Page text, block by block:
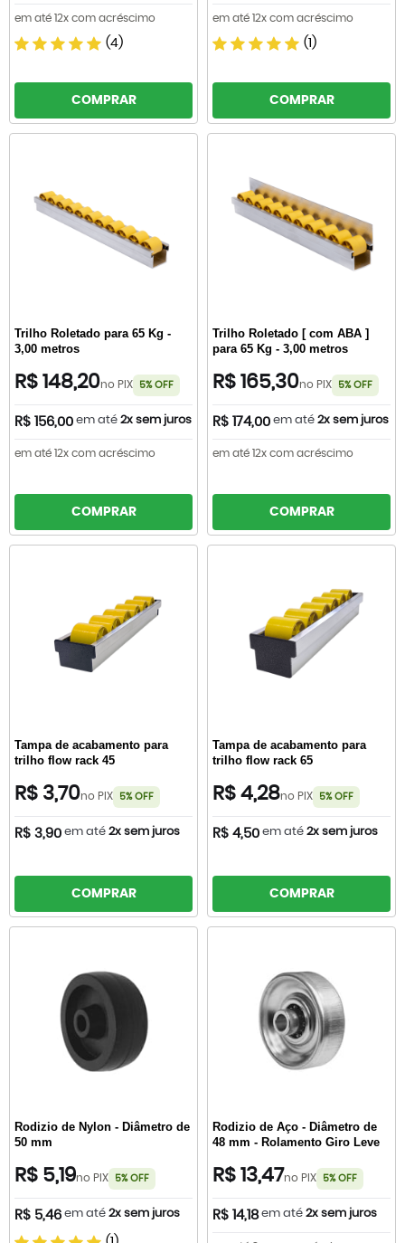
em até 12x com acréscimo
(4)
COMPRAR
em até 12x com acréscimo
(1)
COMPRAR
Trilho Roletado para 65 Kg -
3,00 metros
R$ 148,20no PIX 5% OFF
R$ 156,00 em até 2x sem juros
em até 12x com acréscimo
COMPRAR
Trilho Roletado [ com ABA ]
para 65 Kg - 3,00 metros
R$ 165,30no PIX 5% OFF
R$ 174,00 em até 2x sem juros
em até 12x com acréscimo
COMPRAR
Tampa de acabamento para
trilho flow rack 45
R$ 3,70no PIX 5% OFF
R$ 3,90 em até 2x sem juros
COMPRAR
Tampa de acabamento para
trilho flow rack 65
R$ 4,28no PIX 5% OFF
R$ 4,50 em até 2x sem juros
COMPRAR
Rodizio de Nylon - Diâmetro de
50 mm
R$ 5,19no PIX 5% OFF
R$ 5,46 em até 2x sem juros
Rodizio de Aço - Diâmetro de
48 mm - Rolamento Giro Leve
R$ 13,47no PIX 5% OFF
R$ 14,18 em até 2x sem juros